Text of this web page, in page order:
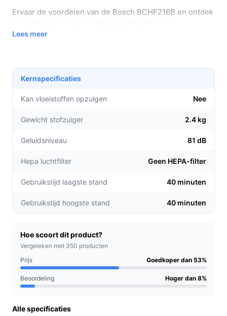
Ervaar de voordelen van de Bosch BCHF216B en ontdek
verbeteren:
steelstofzuiger en kruimelzuiger te functioneren,
maak je eenvoudig elk oppervlak schoon, van
vloeren tot meubels.
van maximaal 40 minuten, waardoor je grote
schoonmaken.
Compact en lichtgewicht ontwerp:Door het lichte
stofzuiger eenvoudig te manoeuvreren, zelfs in
Voor welke doelgroep?
Deze stofzuiger is ideaal voor drukke huishoudens,
gezinnen met kinderen en huisdieren, en iedereen die
waarde hecht aan gebruiksgemak en efficiëntie in hun
schoonmaakroutine.
De Bosch BCHF216B onderscheidt zich van andere
Lees meer
Kernspecificaties
Kan vloeistoffen opzuigen Nee
Gewicht stofzuiger 2.4 kg
Geluidsniveau 81 dB
Hepa luchtfilter Geen HEPA-filter
Gebruikstijd laagste stand 40 minuten
Gebruikstijd hoogste stand 40 minuten
Hoe scoort dit product?
Vergeleken met 350 producten
Prijs
Goedkoper dan 53%
Beoordeling Hoger dan 8%
Alle specificaties